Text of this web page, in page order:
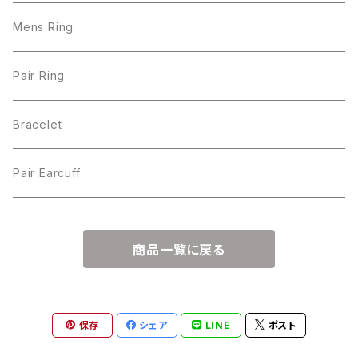
Mens Ring
Pair Ring
Bracelet
Pair Earcuff
商品一覧に戻る
保存 シェア LINE ポスト